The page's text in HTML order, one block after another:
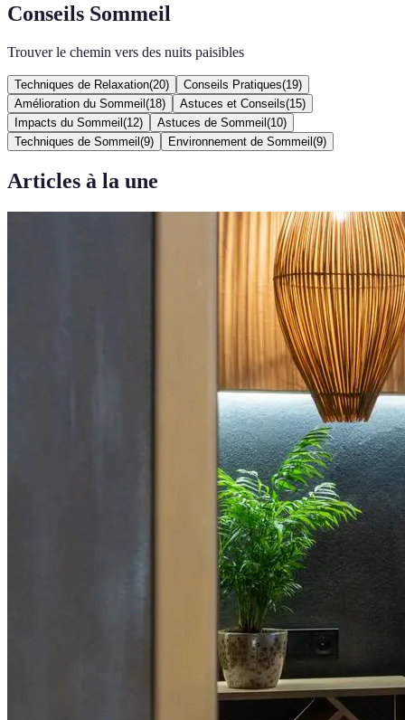
Conseils Sommeil
Trouver le chemin vers des nuits paisibles
Techniques de Relaxation(20) Conseils Pratiques(19)
Amélioration du Sommeil (18) Astuces et Conseils(15)
Impacts du Sommeil (12) Astuces de Sommeil (10)
Techniques de Sommeil (9) Environnement de Sommeil (9)
Articles à la une